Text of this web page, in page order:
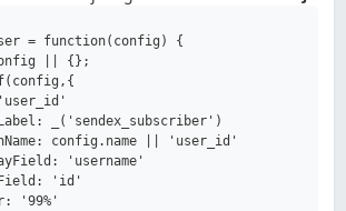
= function(config) {
|| {};
_('sendex_subscriber')
config.name || 'user_id'
'username'
'id'
'99%'